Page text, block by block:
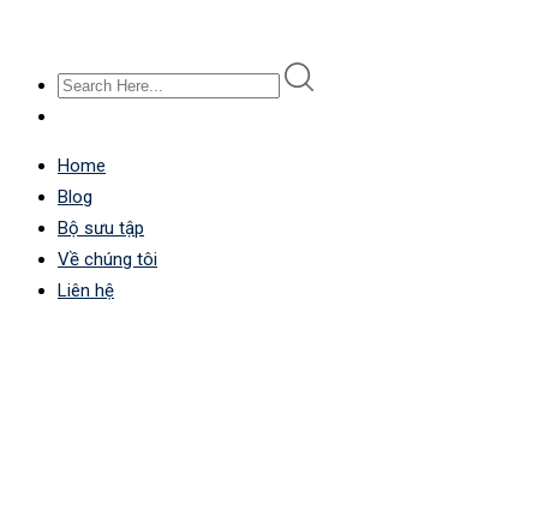
Home
Blog
Bộ sưu tập
Về chúng tôi
Liên hệ